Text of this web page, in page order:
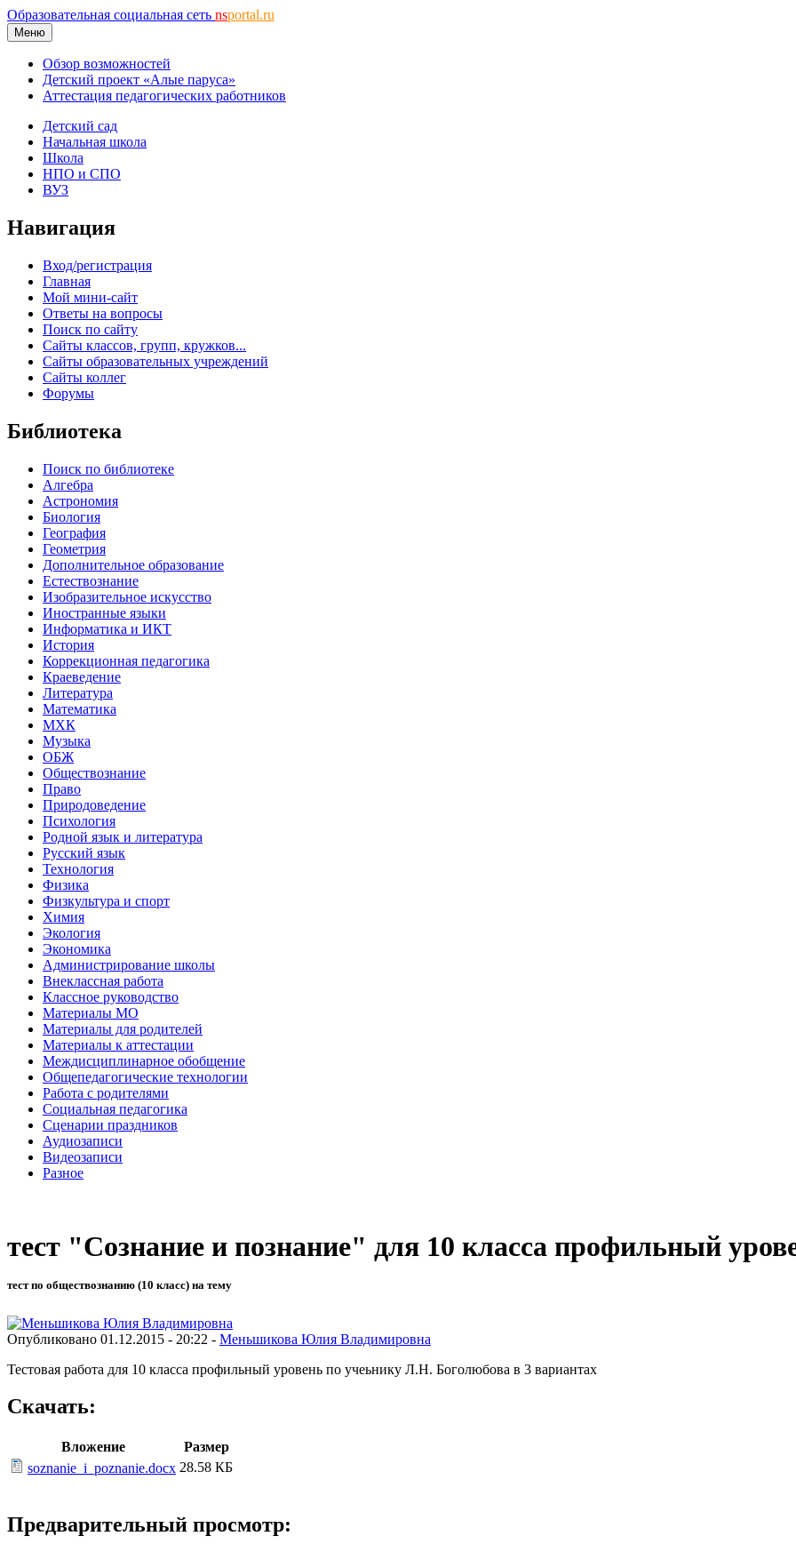
Образовательная социальная сеть nsportal.ru
Меню
Обзор возможностей
Детский проект «Алые паруса»
Аттестация педагогических работников
Детский сад
Начальная школа
Школа
НПО и СПО
ВУЗ
Навигация
Вход/регистрация
Главная
Мой мини-сайт
Ответы на вопросы
Поиск по сайту
Сайты классов, групп, кружков...
Сайты образовательных учреждений
Сайты коллег
Форумы
Библиотека
Поиск по библиотеке
Алгебра
Астрономия
Биология
География
Геометрия
Дополнительное образование
Естествознание
Изобразительное искусство
Иностранные языки
Информатика и ИКТ
История
Коррекционная педагогика
Краеведение
Литература
Математика
МХК
Музыка
ОБЖ
Обществознание
Право
Природоведение
Психология
Родной язык и литература
Русский язык
Технология
Физика
Физкультура и спорт
Химия
Экология
Экономика
Администрирование школы
Внеклассная работа
Классное руководство
Материалы МО
Материалы для родителей
Материалы к аттестации
Междисциплинарное обобщение
Общепедагогические технологии
Работа с родителями
Социальная педагогика
Сценарии праздников
Аудиозаписи
Видеозаписи
Разное
тест "Сознание и познание" для 10 класса профильный
тест по обществознанию (10 класс) на тему
Опубликовано 01.12.2015 - 20:22 - Меньшикова Юлия Владимировна
Тестовая работа для 10 класса профильный уровень по учеьнику Л.Н. Боголюбова в 3 вариантах
Скачать:
Вложение
Размер
soznanie_i_poznanie.docx 28.58 КБ
Предварительный просмотр: